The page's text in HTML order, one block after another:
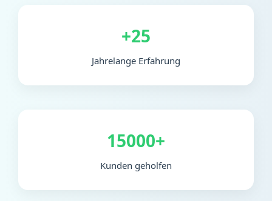
+25
Jahrelange Erfahrung
15000+
Kunden geholfen